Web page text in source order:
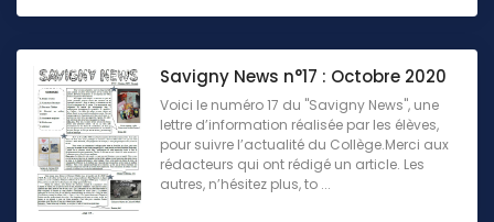
Savigny News n°17 : Octobre 2020
Voici le numéro 17 du "Savigny News", une
lettre d’information réalisée par les élèves,
pour suivre l’actualité du Collège.Merci aux
rédacteurs qui ont rédigé un article. Les
autres, n’hésitez plus, to ...